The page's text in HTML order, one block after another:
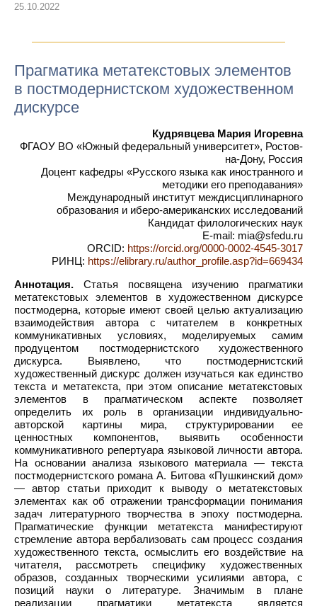
25.10.2022
Прагматика метатекстовых элементов
в постмодернистском художественном
дискурсе
Кудрявцева Мария Игоревна
ФГАОУ ВО «Южный федеральный университет», Ростов-
на-Дону, Россия
Доцент кафедры «Русского языка как иностранного и
методики его преподавания»
Международный институт междисциплинарного
образования и иберо-американских исследований
Кандидат филологических наук
E-mail: mia@sfedu.ru
ORCID: https://orcid.org/0000-0002-4545-3017
РИНЦ: https://elibrary.ru/author_profile.asp?id=669434
Аннотация. Статья посвящена изучению прагматики
метатекстовых элементов в художественном дискурсе
постмодерна, которые имеют своей целью актуализацию
взаимодействия автора с читателем в конкретных
коммуникативных условиях, моделируемых самим
продуцентом постмодернистского художественного
дискурса. Выявлено, что постмодернистский
художественный дискурс должен изучаться как единство
текста и метатекста, при этом описание метатекстовых
элементов в прагматическом аспекте позволяет
определить их роль в организации индивидуально-
авторской картины мира, структурировании ее
ценностных компонентов, выявить особенности
коммуникативного репертуара языковой личности автора.
На основании анализа языкового материала — текста
постмодернистского романа А. Битова «Пушкинский дом»
— автор статьи приходит к выводу о метатекстовых
элементах как об отражении трансформации понимания
задач литературного творчества в эпоху постмодерна.
Прагматические функции метатекста манифестируют
стремление автора вербализовать сам процесс создания
художественного текста, осмыслить его воздействие на
читателя, рассмотреть специфику художественных
образов, созданных творческими усилиями автора, с
позиций науки о литературе. Значимым в плане
реализации прагматики метатекста является